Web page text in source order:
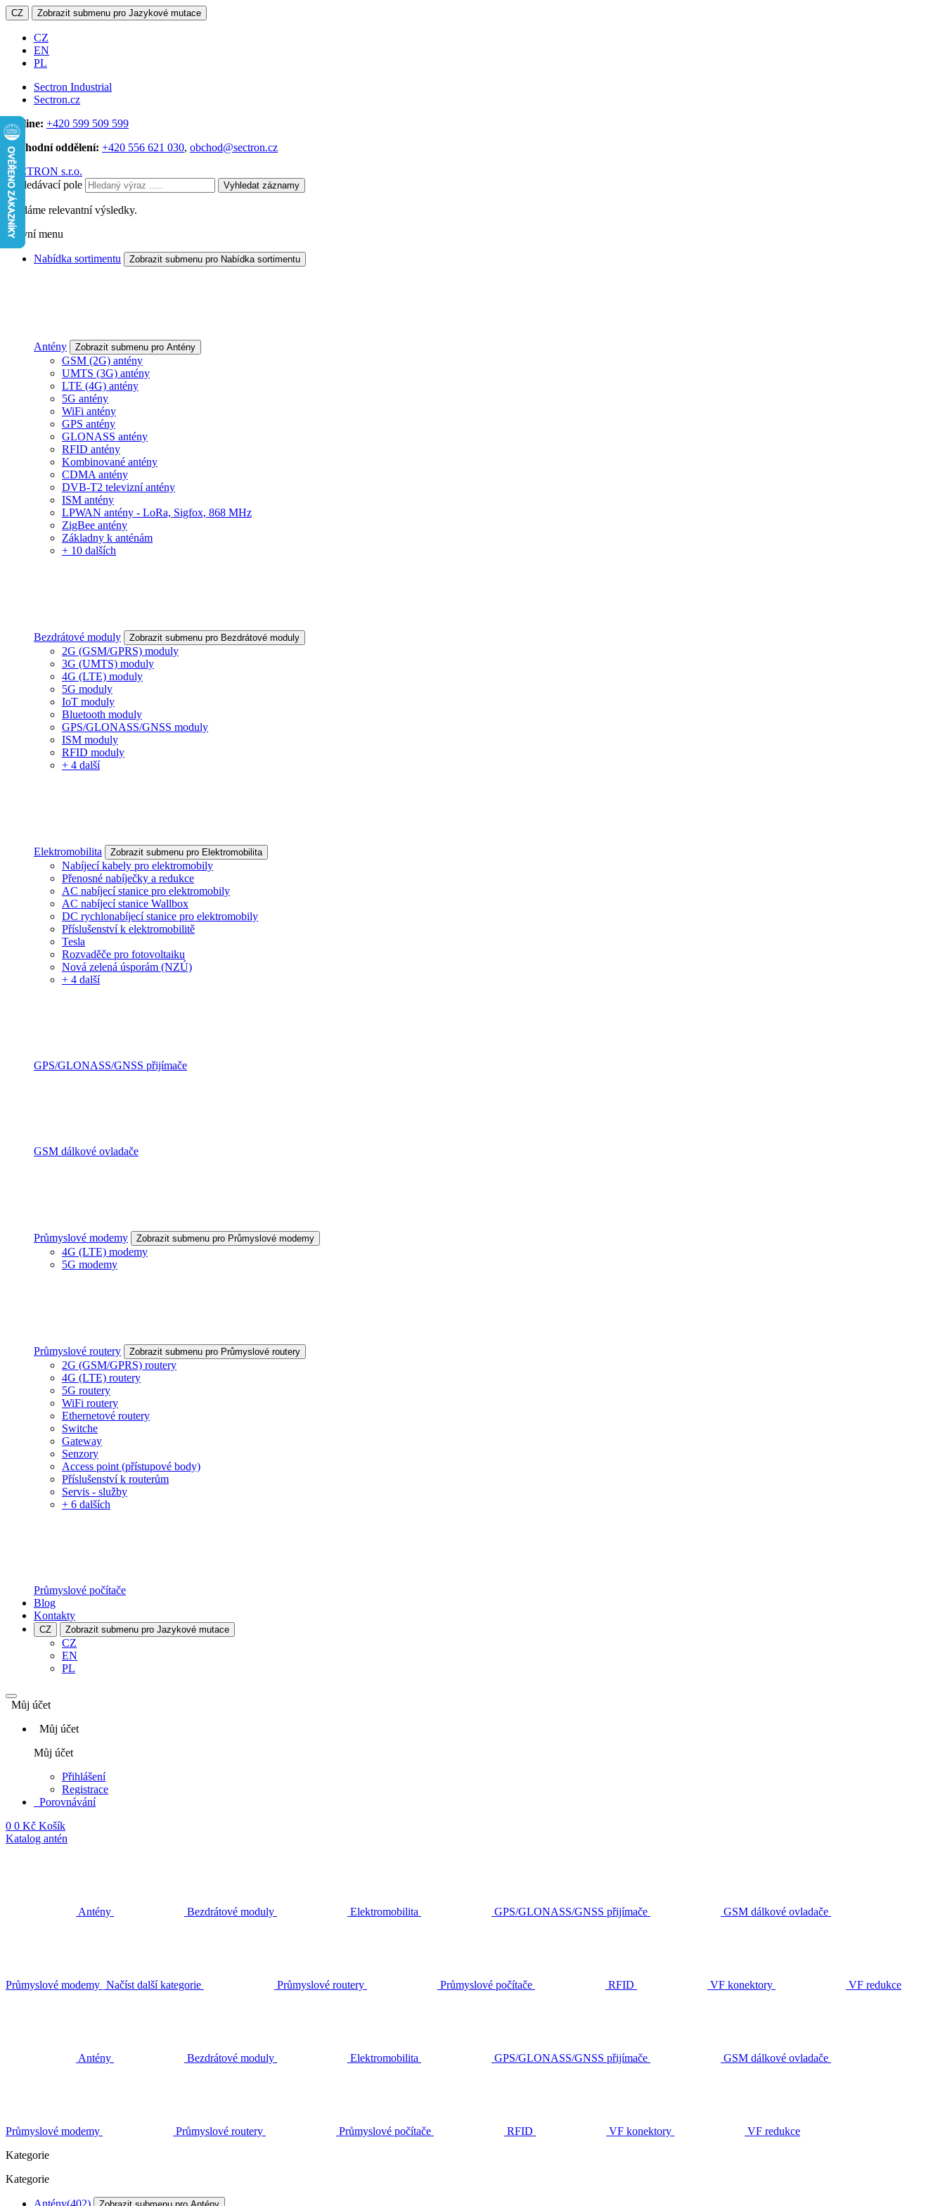
CZ Zobrazit submenu pro Jazykové mutace
CZ
EN
PL
Sectron Industrial
Sectron.cz
Hotline: +420 599 509 599
Obchodní oddělení: +420 556 621 030, obchod@sectron.cz
SECTRON s.r.o.
Vyhledávací pole
Vyhledat záznamy
Hledáme relevantní výsledky.
Hlavní menu
Nabídka sortimentu Zobrazit submenu pro Nabídka sortimentu
Antény Zobrazit submenu pro Antény
GSM (2G) antény
UMTS (3G) antény
LTE (4G) antény
5G antény
WiFi antény
GPS antény
GLONASS antény
RFID antény
Kombinované antény
CDMA antény
DVB-T2 televizní antény
ISM antény
LPWAN antény - LoRa, Sigfox, 868 MHz
ZigBee antény
Základny k anténám
+ 10 dalších
Bezdrátové moduly Zobrazit submenu pro Bezdrátové moduly
2G (GSM/GPRS) moduly
3G (UMTS) moduly
4G (LTE) moduly
5G moduly
IoT moduly
Bluetooth moduly
GPS/GLONASS/GNSS moduly
ISM moduly
RFID moduly
+ 4 další
Elektromobilita Zobrazit submenu pro Elektromobilita
Nabíjecí kabely pro elektromobily
Přenosné nabíječky a redukce
AC nabíjecí stanice pro elektromobily
AC nabíjecí stanice Wallbox
DC rychlonabíjecí stanice pro elektromobily
Příslušenství k elektromobilitě
Tesla
Rozvaděče pro fotovoltaiku
Nová zelená úsporám (NZÚ)
+ 4 další
GPS/GLONASS/GNSS přijímače
GSM dálkové ovladače
Průmyslové modemy Zobrazit submenu pro Průmyslové modemy
4G (LTE) modemy
5G modemy
Průmyslové routery Zobrazit submenu pro Průmyslové routery
2G (GSM/GPRS) routery
4G (LTE) routery
5G routery
WiFi routery
Ethernetové routery
Switche
Gateway
Senzory
Access point (přístupové body)
Příslušenství k routerům
Servis - služby
+ 6 dalších
Průmyslové počítače
Blog
Kontakty
CZ Zobrazit submenu pro Jazykové mutace
CZ
EN
PL
Můj účet
Můj účet
Můj účet
Přihlášení
Registrace
Porovnávání
0 0 Kč Košík
Katalog antén
Antény Bezdrátové moduly Elektromobilita GPS/GLONASS/GNSS přijímače GSM dálkové ovladače
Průmyslové modemy Načíst další kategorie Průmyslové routery Průmyslové počítače RFID VF konektory VF redukce
Antény Bezdrátové moduly Elektromobilita GPS/GLONASS/GNSS přijímače GSM dálkové ovladače
Průmyslové modemy Průmyslové routery Průmyslové počítače RFID VF konektory
VF redukce
Kategorie
Kategorie
Antény(402)